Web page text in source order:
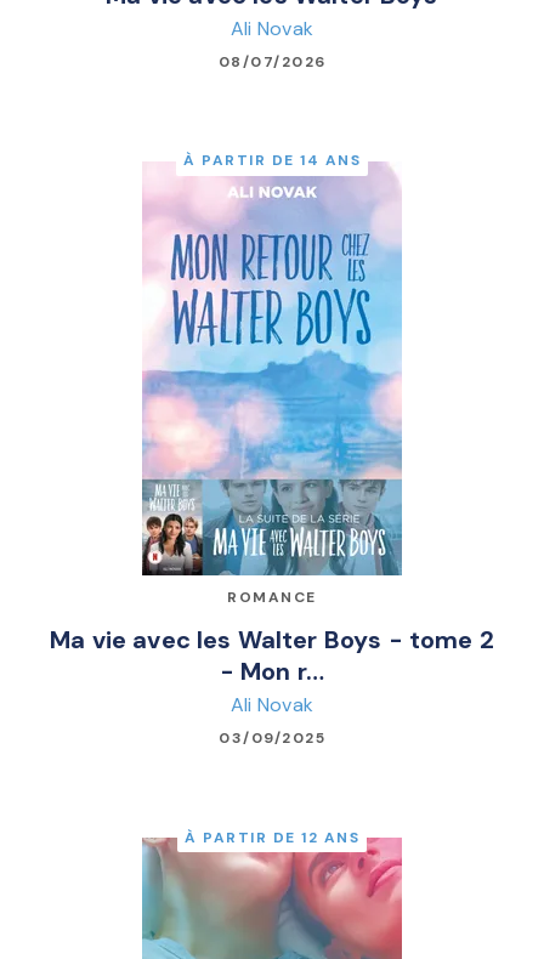
Ali Novak
08/07/2026
À PARTIR DE 14 ANS
ROMANCE
Ma vie avec les Walter Boys - tome 2
- Mon r…
Ali Novak
03/09/2025
À PARTIR DE 12 ANS